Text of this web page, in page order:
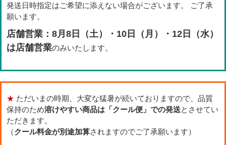
発送日時指定はご希望に添えない場合がございます。 ご了承
願います。
店舗営業：8月8日（土）・10日（月）・12日（水）
は店舗営業のみいたします。
★ ただいまの時期、大変な猛暑が続いておりますので、品質
保持のため溶けやすい商品は「クール便」での発送とさせてい
ただきます。
（クール料金が別途加算されますのでご了承願います）